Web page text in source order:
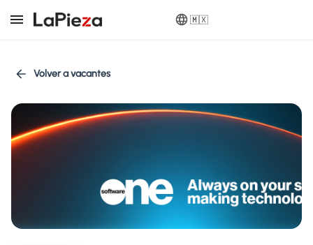
🇲🇽
Volver a vacantes